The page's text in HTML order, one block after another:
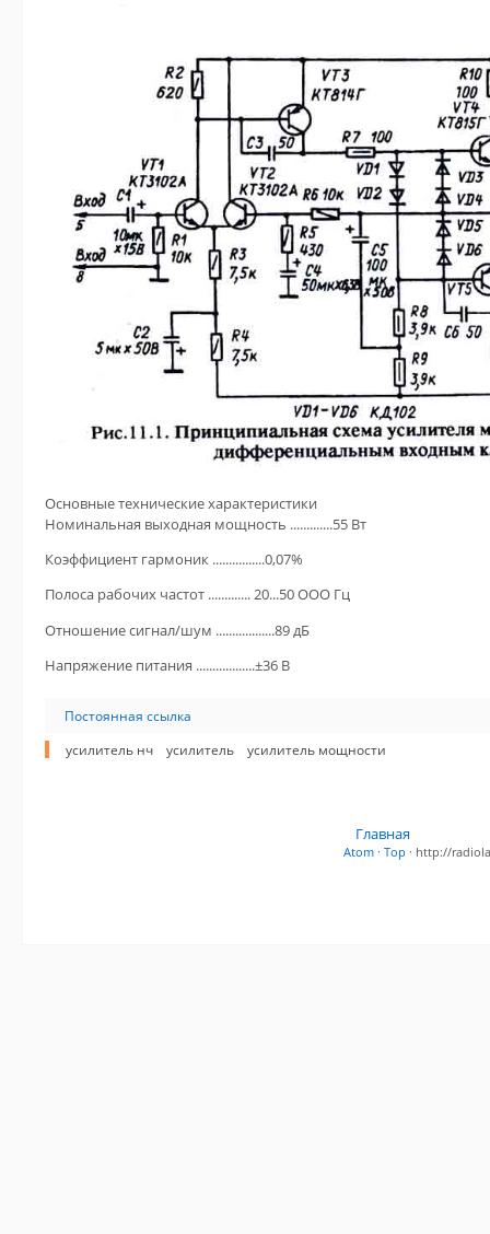
Основные технические характеристики
Номинальная выходная мощность .............55 Вт
Коэффициент гармоник ................0,07%
Полоса рабочих частот ............. 20...50 ООО Гц
Отношение сигнал/шум ..................89 дБ
Напряжение питания ..................±36 В
Постоянная ссылка
усилитель нч
усилитель усилитель мощности
Главная
Atom · Top · http://